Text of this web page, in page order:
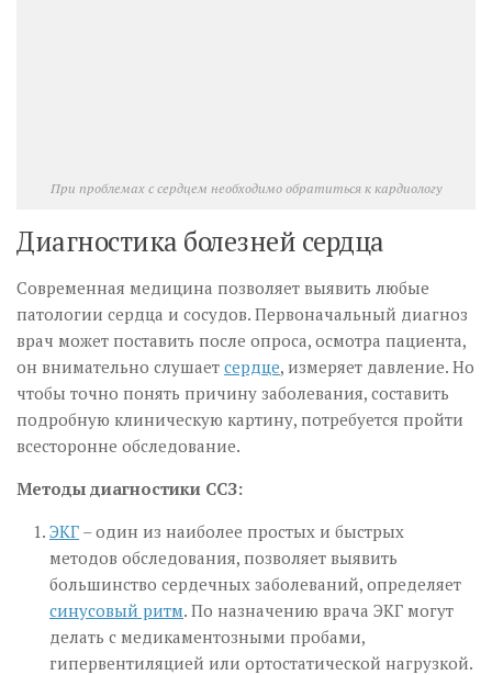
При проблемах с сердцем необходимо обратиться к кардиологу
Диагностика болезней сердца
Современная медицина позволяет выявить любые
патологии сердца и сосудов. Первоначальный диагноз
врач может поставить после опроса, осмотра пациента,
он внимательно слушает сердце, измеряет давление. Но
чтобы точно понять причину заболевания, составить
подробную клиническую картину, потребуется пройти
всесторонне обследование.
Методы диагностики ССЗ:
ЭКГ – один из наиболее простых и быстрых
методов обследования, позволяет выявить
большинство сердечных заболеваний, определяет
синусовый ритм. По назначению врача ЭКГ могут
делать с медикаментозными пробами,
гипервентиляцией или ортостатической нагрузкой.